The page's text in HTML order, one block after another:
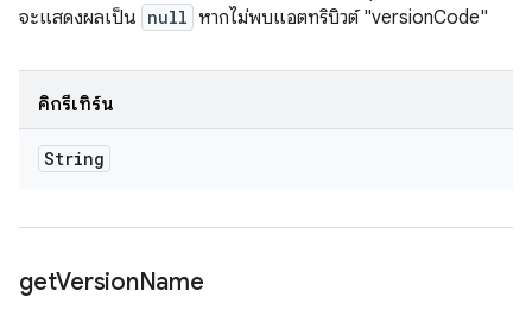
จะแสดงผลเป็น null หากไม่พบแอตทริบิวต์ "versionCode"
คิกรีเทิร์น
String
getVersionName